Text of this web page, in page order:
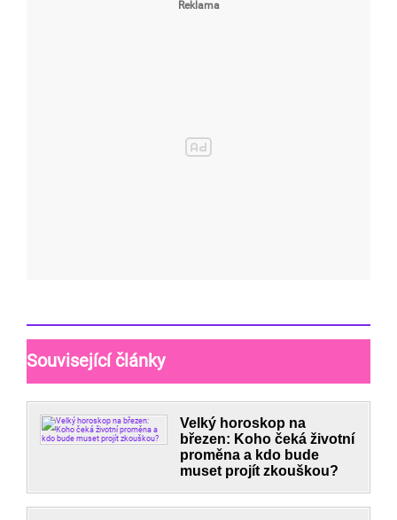
Související články
Velký horoskop na
březen: Koho čeká životní
proměna a kdo bude
muset projít zkouškou?